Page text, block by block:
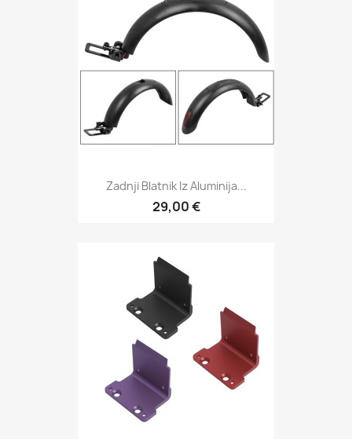
Zadnji Blatnik Iz Aluminija...
29,00 €